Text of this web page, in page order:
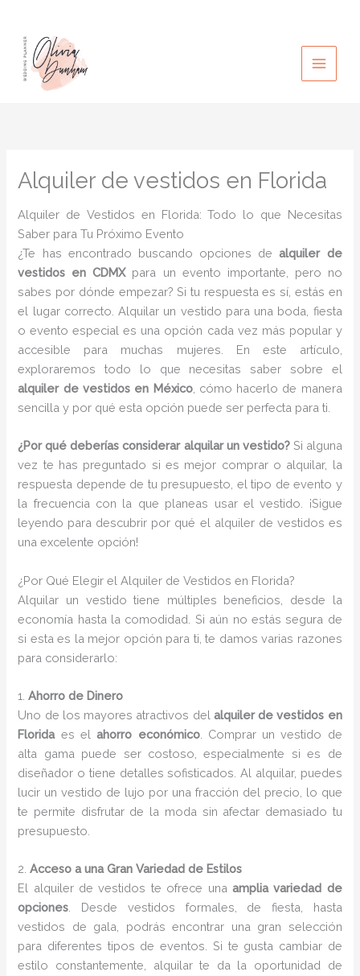
contenido
Alquiler de vestidos en Florida
Alquiler de Vestidos en Florida: Todo lo que Necesitas
Saber para Tu Próximo Evento
¿Te has encontrado buscando opciones dealquiler de
vestidos en CDMXpara un evento importante, pero no
sabes por dónde empezar? Si tu respuesta es sí, estás en
el lugar correcto. Alquilar un vestido para una boda, fiesta
o evento especial es una opción cada vez más popular y
accesible para muchas mujeres. En este artículo,
exploraremos todo lo que necesitas saber sobre el
alquiler de vestidos en México, cómo hacerlo de manera
sencilla y por qué esta opción puede ser perfecta para ti.
¿Por qué deberías considerar alquilar un vestido?Si alguna
vez te has preguntado si es mejor comprar o alquilar, la
respuesta depende de tu presupuesto, el tipo de evento y
la frecuencia con la que planeas usar el vestido. ¡Sigue
leyendo para descubrir por qué el alquiler de vestidos es
una excelente opción!
¿Por Qué Elegir el Alquiler de Vestidos en Florida?
Alquilar un vestido tiene múltiples beneficios, desde la
economía hasta la comodidad. Si aún no estás segura de
si esta es la mejor opción para ti, te damos varias razones
para considerarlo:
1.Ahorro de Dinero
Uno de los mayores atractivos del alquiler de vestidos en
Floridaes elahorro económico. Comprar un vestido de
alta gama puede ser costoso, especialmente si es de
diseñador o tiene detalles sofisticados. Al alquilar, puedes
lucir un vestido de lujo por una fracción del precio, lo que
te permite disfrutar de la moda sin afectar demasiado tu
presupuesto.
2.Acceso a una Gran Variedad de Estilos
El alquiler de vestidos te ofrece una amplia variedad de
opciones . Desde vestidos formales, de fiesta, hasta
vestidos de gala, podrás encontrar una gran selección
para diferentes tipos de eventos. Si te gusta cambiar de
estilo constantemente, alquilar te da la oportunidad de